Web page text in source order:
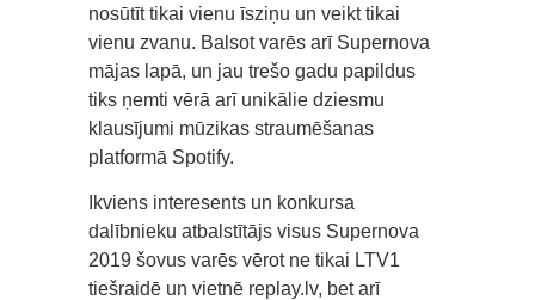
nosūtīt tikai vienu īsziņu un veikt tikai
vienu zvanu. Balsot varēs arī Supernova
mājas lapā, un jau trešo gadu papildus
tiks ņemti vērā arī unikālie dziesmu
klausījumi mūzikas straumēšanas
platformā Spotify.
Ikviens interesents un konkursa
dalībnieku atbalstītājs visus Supernova
2019 šovus varēs vērot ne tikai LTV1
tiešraidē un vietnē replay.lv, bet arī